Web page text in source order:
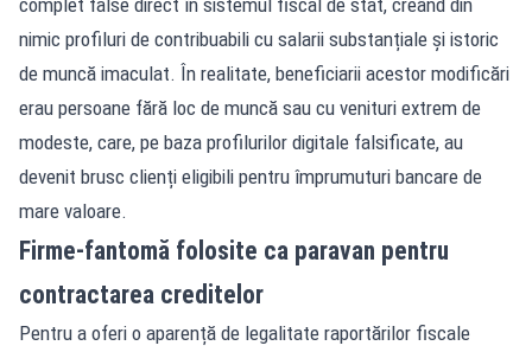
nimic profiluri de contribuabili cu salarii substanțiale și istoric
de muncă imaculat. În realitate, beneficiarii acestor modificări
erau persoane fără loc de muncă sau cu venituri extrem de
modeste, care, pe baza profilurilor digitale falsificate, au
devenit brusc clienți eligibili pentru împrumuturi bancare de
mare valoare.
Firme-fantomă folosite ca paravan pentru
contractarea creditelor
Pentru a oferi o aparență de legalitate raportărilor fiscale